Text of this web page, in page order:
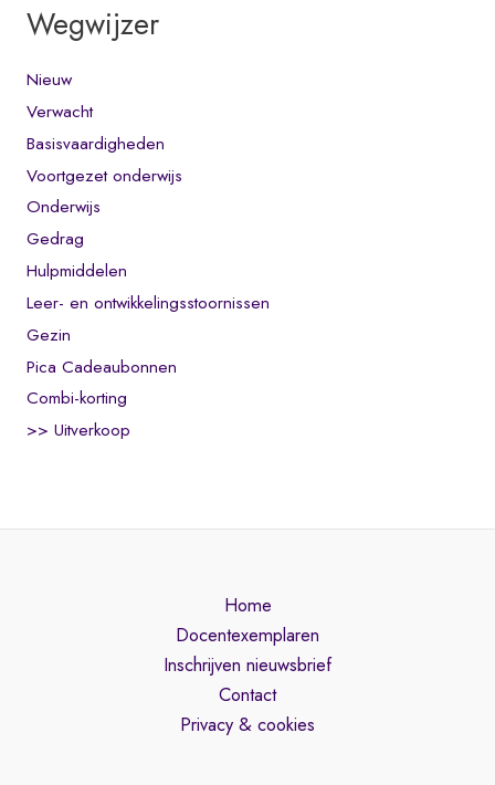
Wegwijzer
Nieuw
Verwacht
Basisvaardigheden
Voortgezet onderwijs
Onderwijs
Gedrag
Hulpmiddelen
Leer- en ontwikkelingsstoornissen
Gezin
Pica Cadeaubonnen
Combi-korting
>> Uitverkoop
Home
Docentexemplaren
Inschrijven nieuwsbrief
Contact
Privacy & cookies